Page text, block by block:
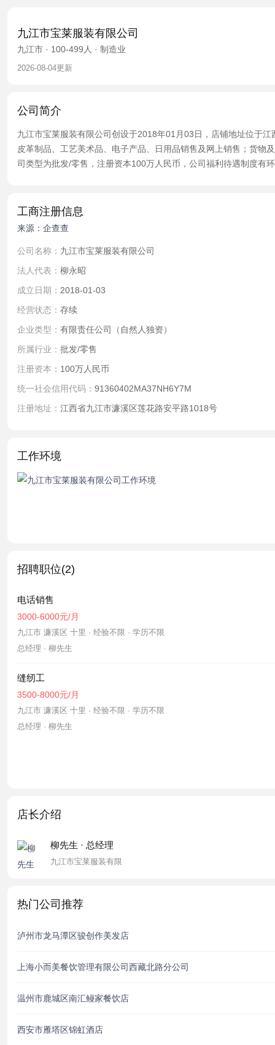
九江市宝莱服装有限公司
九江市 · 100-499人 · 制造业
2026-08-04更新
公司简介
九江市宝莱服装有限公司创设于2018年01月03日，店铺地址位于
皮革制品、工艺美术品、电子产品、日用品销售及网上销售；货物
司类型为批发/零售，注册资本100万人民币，公司福利待遇制度有
工商注册信息
来源：企查查
公司名称： 九江市宝莱服装有限公司
法人代表： 柳永昭
成立日期： 2018-01-03
经营状态： 存续
企业类型： 有限责任公司（自然人独资）
所属行业： 批发/零售
注册资本： 100万人民币
统一社会信用代码： 91360402MA37NH6Y7M
注册地址： 江西省九江市濂溪区莲花路安平路1018号
工作环境
招聘职位(2)
电话销售
3000-6000元/月
九江市 濂溪区 十里 · 经验不限 · 学历不限
总经理 · 柳先生
缝纫工
3500-8000元/月
九江市 濂溪区 十里 · 经验不限 · 学历不限
总经理 · 柳先生
店长介绍
柳先生 · 总经理
九江市宝莱服装有限
热门公司推荐
泸州市龙马潭区骏创作美发店
上海小而美餐饮管理有限公司西藏北路分公司
温州市鹿城区南汇鳗家餐饮店
西安市雁塔区锦虹酒店